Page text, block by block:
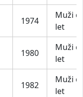
1974
Muži
let
1980
Muži
let
1982
Muži
let